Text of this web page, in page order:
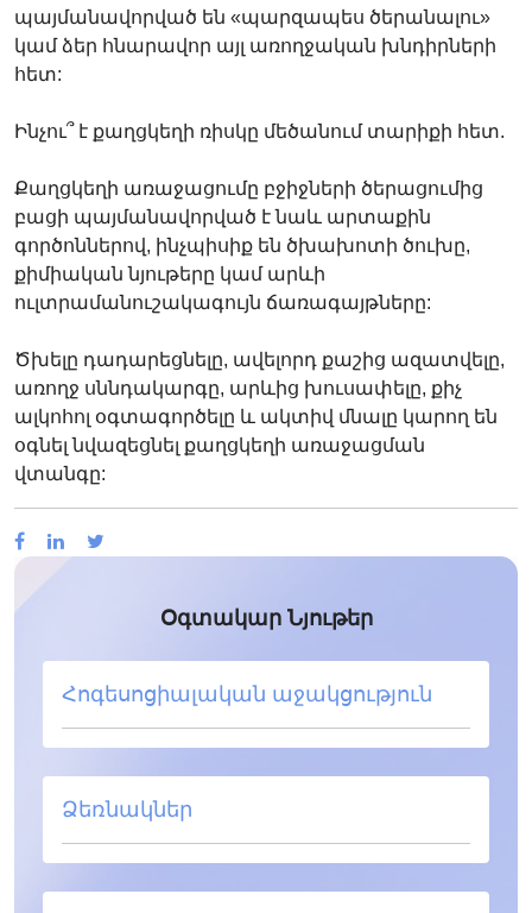
պայմանավորված են «պարզապես ծերանալու»
կամ ձեր հնարավոր այլ առողջական խնդիրների
հետ:
Ինչու՞ է քաղցկեղի ռիսկը մեծանում տարիքի հետ.
Քաղցկեղի առաջացումը բջիջների ծերացումից
բացի պայմանավորված է նաև արտաքին
գործոններով, ինչպիսիք են ծխախոտի ծուխը,
քիմիական նյութերը կամ արևի
ուլտրամանուշակագույն ճառագայթները:
Ծխելը դադարեցնելը, ավելորդ քաշից ազատվելը,
առողջ սննդակարգը, արևից խուսափելը, քիչ
ալկոհոլ օգտագործելը և ակտիվ մնալը կարող են
օգնել նվազեցնել քաղցկեղի առաջացման
վտանգը:
Օգտակար Նյութեր
Հոգեսոցիալական աջակցություն
Ձեռնակներ